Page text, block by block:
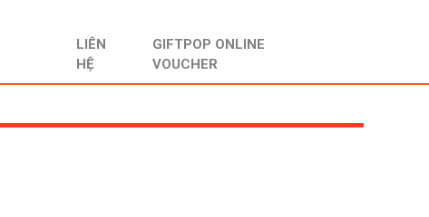
LIÊN
HỆ
GIFTPOP ONLINE
VOUCHER